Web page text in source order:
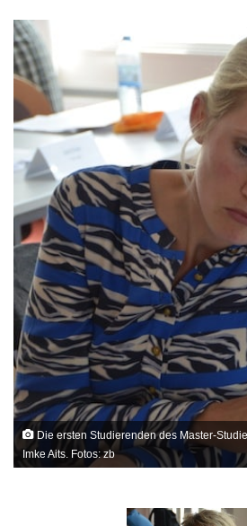
Die ersten Studierenden des Master-
Imke Aits. Fotos: zb